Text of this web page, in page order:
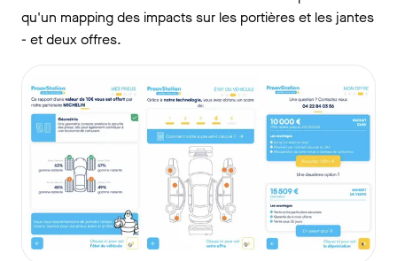
qu'un mapping des impacts sur les portières et les jantes
- et deux offres.